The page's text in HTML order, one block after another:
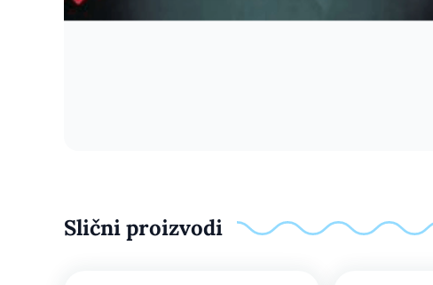
Slični proizvodi